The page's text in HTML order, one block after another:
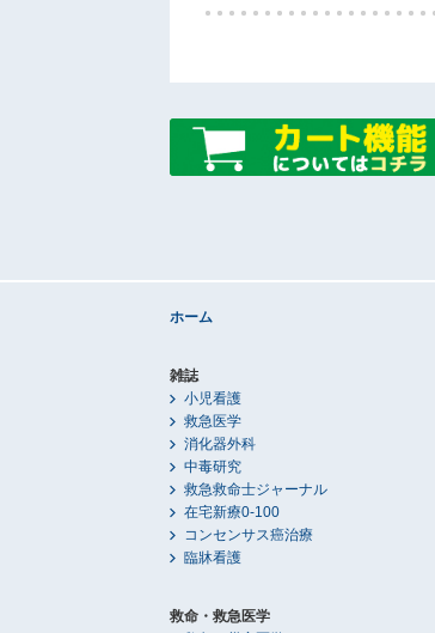
ホーム
雑誌
小児看護
救急医学
消化器外科
中毒研究
救急救命士ジャーナル
在宅新療0-100
コンセンサス癌治療
臨牀看護
救命・救急医学